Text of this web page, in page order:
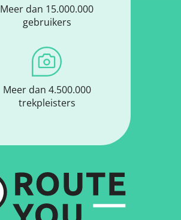
Meer dan 15.000.000
gebruikers
Meer dan 4.500.000
trekpleisters